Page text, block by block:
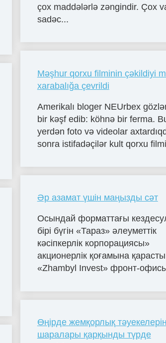
çox maddələrlə zəngindir. Çox
sadəc...
Məşhur qorxu filminin çəkildiyi
xarabalığa çevrildi
Amerikalı bloger NEUrbex
bir kəşf edib: köhnə bir ferma.
yerdən foto və videolar
sonra istifadəçilər kult qorxu
Әр азамат үшін маңызды сәт
Осындай форматтағы
бірі бүгін «Тараз» әлеуметтік
кәсіпкерлік корпорациясы»
акционерлік қоғамына қарасты
«Zhambyl Invest» фронт-
Өңірде жемқорлық
шаралары қарқынды түрде